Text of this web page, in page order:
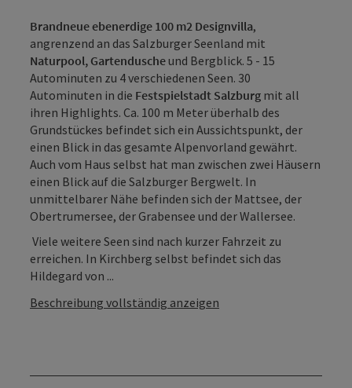
Brandneue ebenerdige 100 m2 Designvilla,
angrenzend an das Salzburger Seenland mit
Naturpool, Gartenduscheund Bergblick. 5 - 15
Autominuten zu 4 verschiedenen Seen. 30
Autominuten in die Festspielstadt Salzburg mit all
ihren Highlights. Ca. 100 m Meter überhalb des
Grundstückes befindet sich ein Aussichtspunkt, der
einen Blick in das gesamte Alpenvorland gewährt.
Auch vom Haus selbst hat man zwischen zwei Häusern
einen Blick auf die Salzburger Bergwelt. In
unmittelbarer Nähe befinden sich der Mattsee, der
Obertrumersee, der Grabensee und der Wallersee.
Viele weitere Seen sind nach kurzer Fahrzeit zu
erreichen. In Kirchberg selbst befindet sich das
Hildegard von ...
Beschreibung vollständig anzeigen